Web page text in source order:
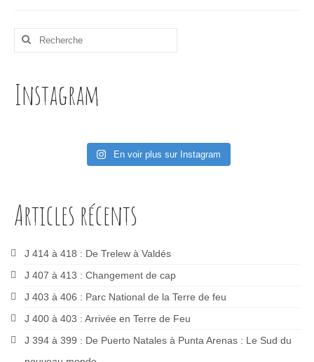
Rechercher
Instagram
En voir plus sur Instagram
Articles récents
J 414 à 418 : De Trelew à Valdés
J 407 à 413 : Changement de cap
J 403 à 406 : Parc National de la Terre de feu
J 400 à 403 : Arrivée en Terre de Feu
J 394 à 399 : De Puerto Natales à Punta Arenas : Le Sud du